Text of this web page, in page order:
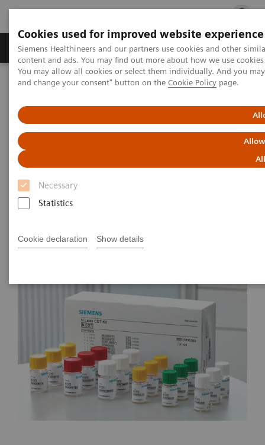
Cookies used for improved website experience
Siemens Healthineers and our partners use cookies and other
content and ads. You may find out more about how we use
You may allow all cookies or select them individually. And you
and change your consent" button on the Cookie Policy page.
Necessary
Statistics
Cookie declaration Show details
Fachbereiche Healthcare Management
Startseite Labordiagnostik Portfolio
Plasmaproteine
N Latex CDT Assay
Hochspezifisches Screening-Verfahren zum
Nachweis von chronischem Alkoholabusus